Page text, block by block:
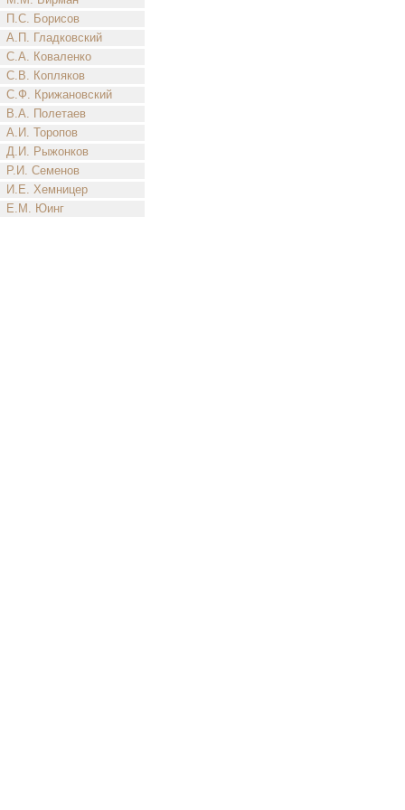
П.С. Борисов
А.П. Гладковский
С.А. Коваленко
С.В. Копляков
С.Ф. Крижановский
В.А. Полетаев
А.И. Торопов
Д.И. Рыжонков
Р.И. Семенов
И.Е. Хемницер
Е.М. Юинг